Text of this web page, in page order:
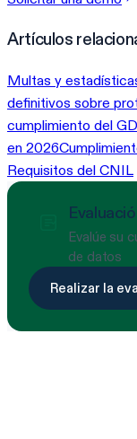
Artículos
Multas y
definitivos sobre
cumplimiento del
en 2026
Requisitos del CNIL
Evalúe su
de datos
Realizar la